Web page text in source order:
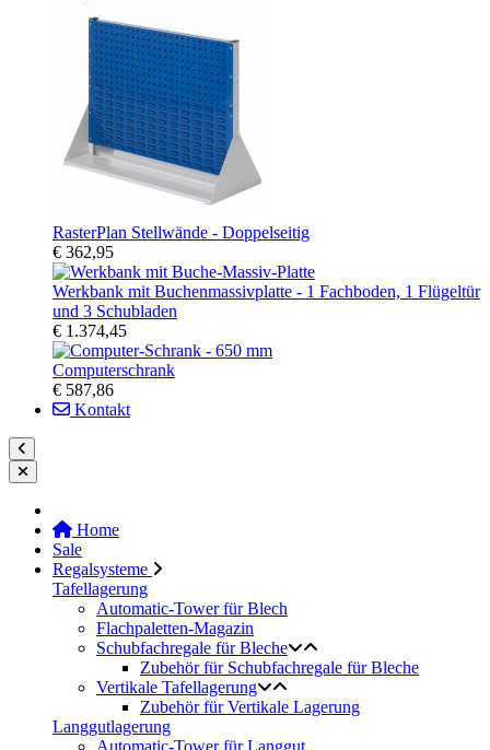
RasterPlan Stellwände - Doppelseitig
€ 362,95
Werkbank mit Buchenmassivplatte - 1 Fachboden, 1 Flügeltür
und 3 Schubladen
€ 1.374,45
Computerschrank
€ 587,86
Kontakt
Home
Sale
Regalsysteme
Tafellagerung
Automatic-Tower für Blech
Flachpaletten-Magazin
Schubfachregale für Bleche
Zubehör für Schubfachregale für Bleche
Vertikale Tafellagerung
Zubehör für Vertikale Lagerung
Langgutlagerung
Automatic-Tower für Langgut